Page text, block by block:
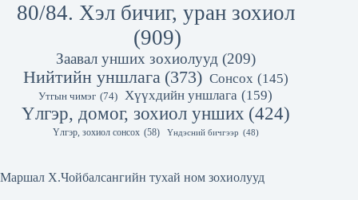
80/84. Хэл бичиг, уран зохиол
(909)
Заавал унших зохиолууд (209)
Нийтийн уншлага (373) Сонсох (145)
Утгын чимэг (74) Хүүхдийн уншлага (159)
Үлгэр, домог, зохиол унших (424)
Үлгэр, зохиол сонсох (58) Үндэсний бичгээр (48)
Маршал Х.Чойбалсангийн тухай ном зохиолууд